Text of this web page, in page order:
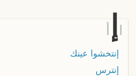
أ إ ا
إنتخشوا عينك
إنترس